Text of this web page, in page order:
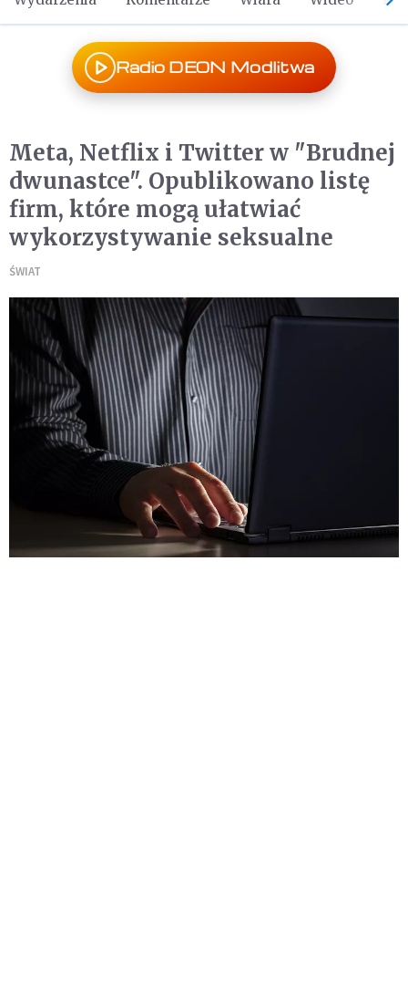
Radio DEON Modlitwa
Meta, Netflix i Twitter w "Brudnej
dwunastce". Opublikowano listę
firm, które mogą ułatwiać
wykorzystywanie seksualne
ŚWIAT